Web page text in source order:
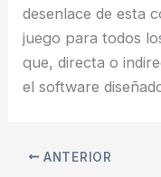
desenlace de esta
juego para todos
que, directa o
el software
ANTERIOR